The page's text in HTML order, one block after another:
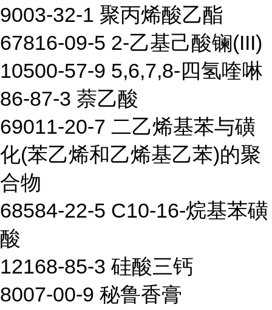
9003-32-1 聚丙烯酸乙酯
67816-09-5 2-乙基己酸镧(III)
10500-57-9 5,6,7,8-四氢喹啉
86-87-3 萘乙酸
69011-20-7 二乙烯基苯与磺
化(苯乙烯和乙烯基乙苯)的聚
合物
68584-22-5 C10-16-烷基苯磺
酸
12168-85-3 硅酸三钙
8007-00-9 秘鲁香膏